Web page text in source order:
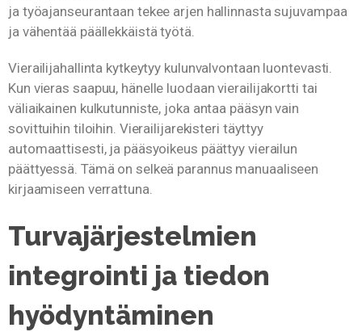
ja työajanseurantaan tekee arjen hallinnasta sujuvampaa
ja vähentää päällekkäistä työtä.
Vierailijahallinta kytkeytyy kulunvalvontaan luontevasti.
Kun vieras saapuu, hänelle luodaan vierailijakortti tai
väliaikainen kulkutunniste, joka antaa pääsyn vain
sovittuihin tiloihin. Vierailijarekisteri täyttyy
automaattisesti, ja pääsyoikeus päättyy vierailun
päättyessä. Tämä on selkeä parannus manuaaliseen
kirjaamiseen verrattuna.
Turvajärjestelmien
integrointi ja tiedon
hyödyntäminen